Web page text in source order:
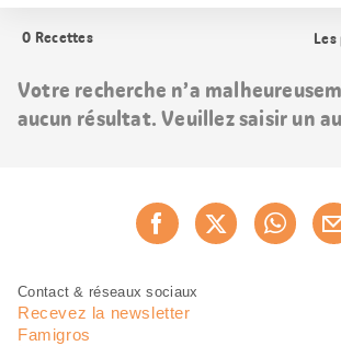
0 Recettes
les
Votre recherche n’a
aucun résultat. Veuillez saisir un
Pied
page
Navigation
pied
Contact & réseaux sociaux
Recevez la newsletter
Famigros